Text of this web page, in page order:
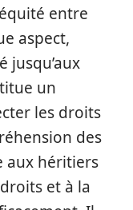
entre
aspect,
jusqu’aux
un
les droits
des
aux héritiers
et à la